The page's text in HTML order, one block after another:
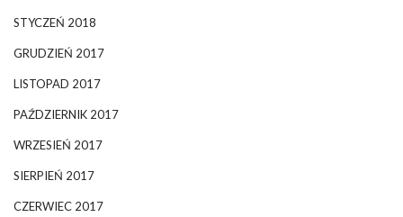
STYCZEŃ 2018
GRUDZIEŃ 2017
LISTOPAD 2017
PAŹDZIERNIK 2017
WRZESIEŃ 2017
SIERPIEŃ 2017
CZERWIEC 2017